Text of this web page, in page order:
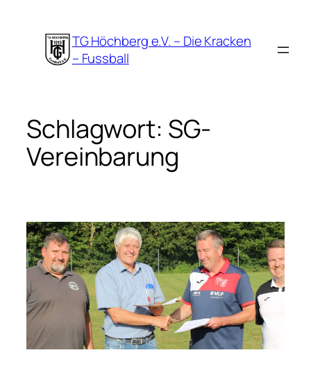
springen
TG Höchberg e.V. – Die Kracken
– Fussball
Schlagwort: SG-
Vereinbarung